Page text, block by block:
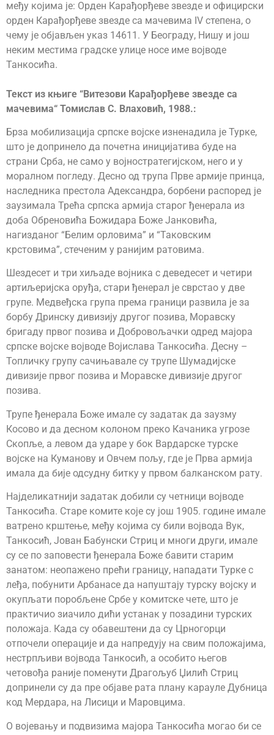
међу којима је: Орден Карађорђеве звезде и официрски
орден Карађорђеве звезде са мачевима IV степена, о
чему је објављен указ 14611. У Београду, Нишу и још
неким местима градске улице носе име војводе
Танкосића.
Текст из књиге “Витезови Карађорђеве звезде са
мачевима“ Томислав С. Влаховић, 1988.:
Брза мобилизација српске војске изненадила је Турке,
што је допринело да почетна иницијатива буде на
страни Срба, не само у војностратегијском, него и у
моралном погледу. Десно од трупа Прве армије принца,
наследника престола Адександра, борбени распоред је
заузимала Трећа српска армија старог ђенерала из
доба Обреновића Божидара Боже Јанковића,
нагизданог “Белим орловима” и “Таковским
крстовима”, стеченим у ранијим ратовима.
Шездесет и три хиљаде војника с деведесет и четири
артиљеријска оруђа, стари ђенерал је сврстао у две
групе. Медвеђска група према граници развила је за
борбу Дринску дивизију другог позива, Моравску
бригаду првог позива и Добровољачки одред мајора
српске војске војводе Војислава Танкосића. Десну –
Топличку групу сачињавале су трупе Шумадијске
дивизије првог позива и Моравске дивизије другог
позива.
Трупе ђенерала Боже имале су задатак да заузму
Косово и да десном колоном преко Качаника угрозе
Скопље, а левом да ударе у бок Вардарске турске
војске на Куманову и Овчем пољу, где је Прва армија
имала да бије одсудну битку у првом балканском рату.
Најделикатнији задатак добили су четници војводе
Танкосића. Старе комите које су још 1905. године имале
ватрено крштење, међу којима су били војвода Вук,
Танкосић, Јован Бабунски Стриц и многи други, имале
су се по заповести ђенерала Боже бавити старим
занатом: неопажено прећи границу, нападати Турке с
леђа, побунити Арбанасе да напуштају турску војску и
окупљати поробљене Србе у комитске чете, што је
практичио зиачило дићи устанак у позадини турских
положаја. Када су обавештени да су Црногорци
отпочели операције и да напредују на свим положајима,
нестрпљиви војвода Танкосић, а особито његов
четовођа раније поменути Драгољуб Џилић Стриц
допринели су да пре објаве рата плану карауле Дубница
код Мердара, на Лисици и Маровцима.
О војевању и подвизима мајора Танкосића могао би се